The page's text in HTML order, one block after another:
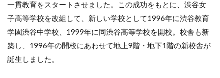
一貫教育をスタートさせました。この成功をもとに、渋谷女
子高等学校を改組して、新しい学校として1996年に渋谷教育
学園渋谷中学校、1999年に同渋谷高等学校を開校。校舎も新
築し、1996年の開校にあわせて地上9階・地下1階の新校舎が
誕生しました。